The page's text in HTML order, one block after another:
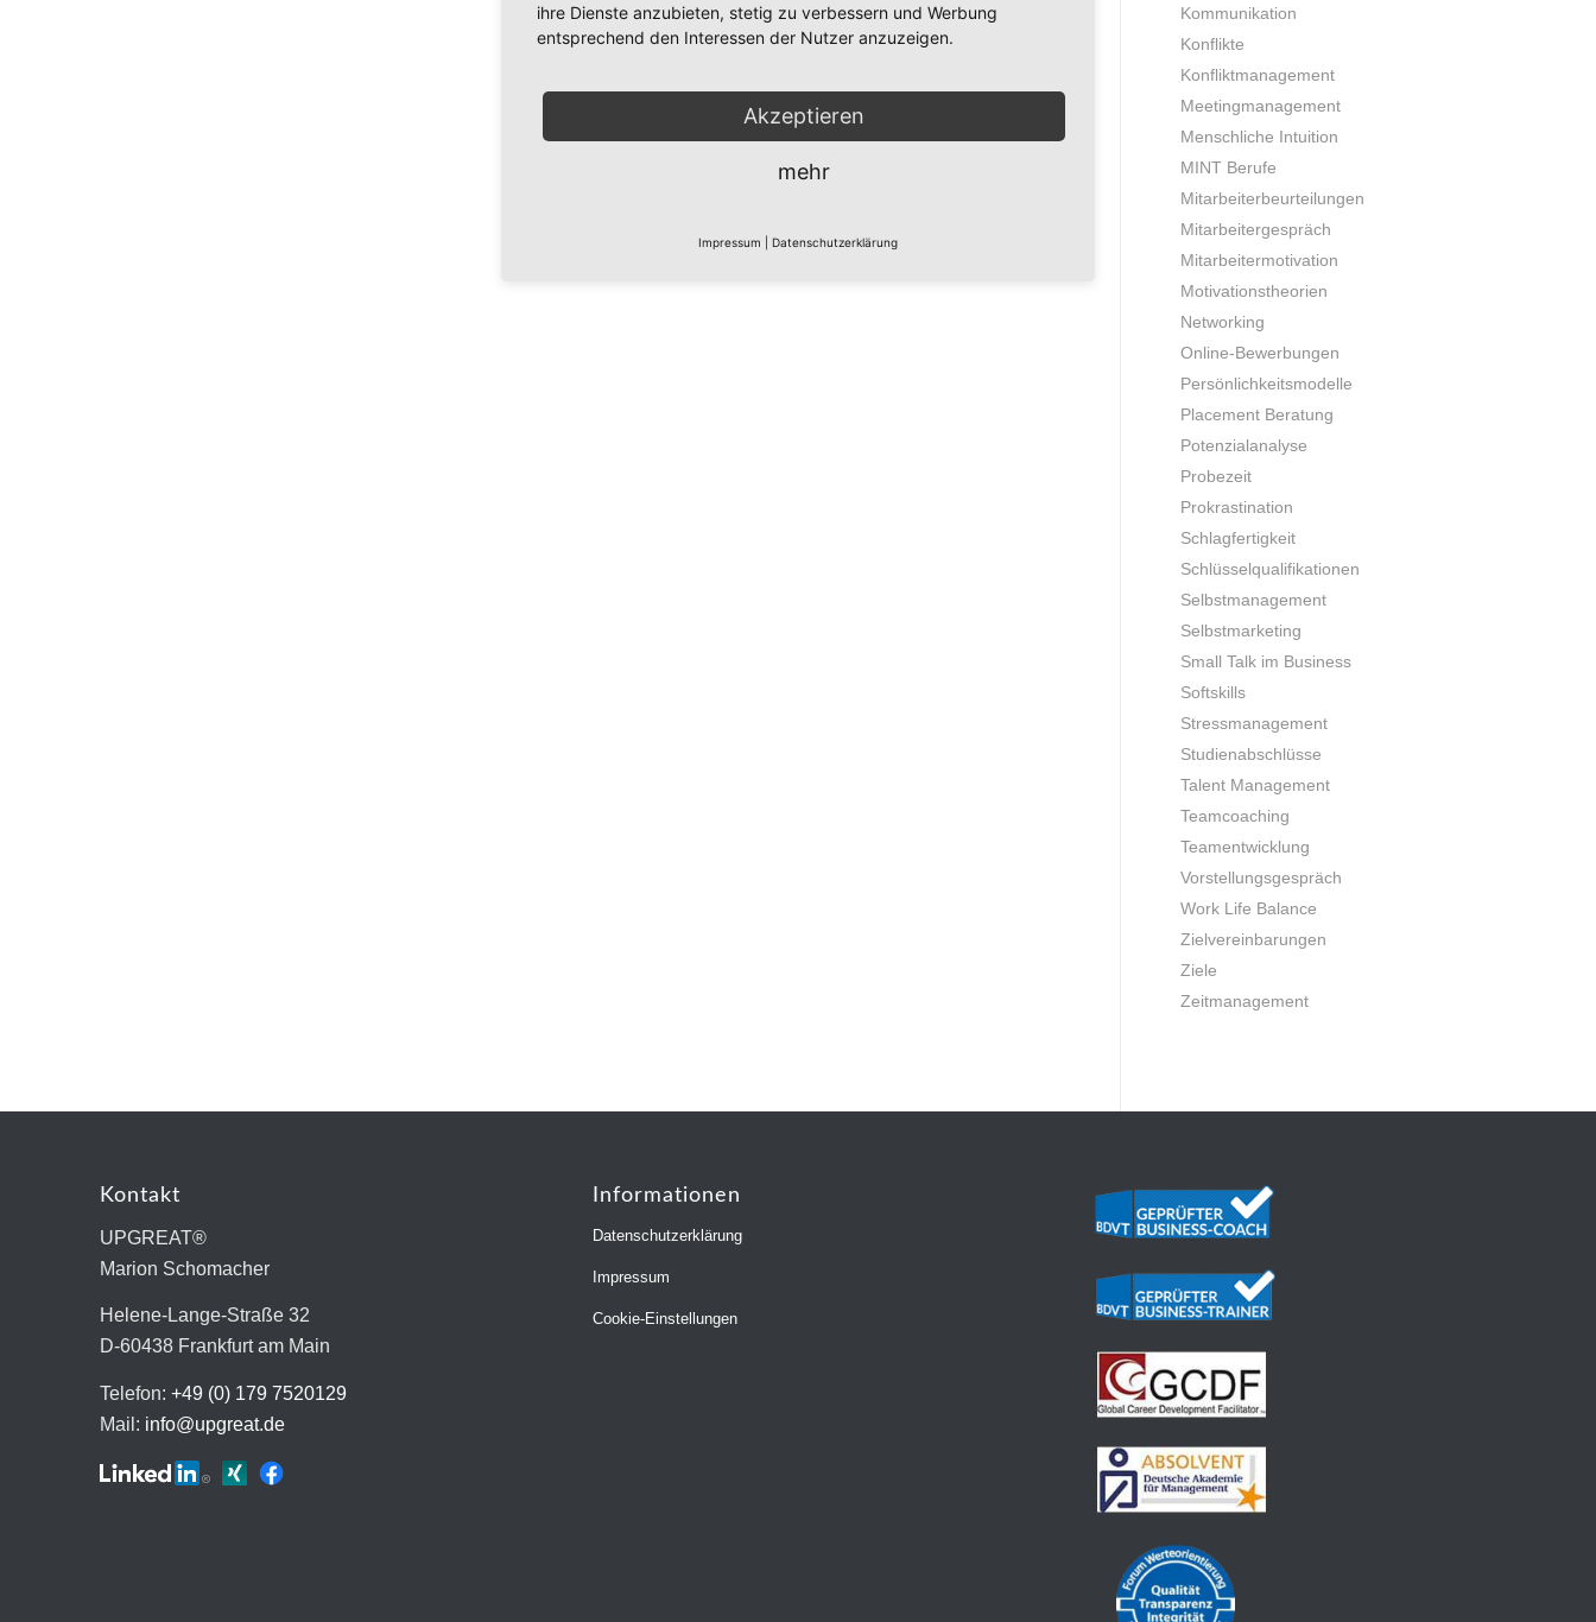
Kommunikation
Konflikte
Konfliktmanagement
Meetingmanagement
Menschliche Intuition
MINT Berufe
Mitarbeiterbeurteilungen
Mitarbeitergespräch
Mitarbeitermotivation
Motivationstheorien
Networking
Online-Bewerbungen
Persönlichkeitsmodelle
Placement Beratung
Potenzialanalyse
Probezeit
Prokrastination
Schlagfertigkeit
Schlüsselqualifikationen
Selbstmanagement
Selbstmarketing
Small Talk im Business
Softskills
Stressmanagement
Studienabschlüsse
Talent Management
Teamcoaching
Teamentwicklung
Vorstellungsgespräch
Work Life Balance
Zielvereinbarungen
Ziele
Zeitmanagement
Kontakt
UPGREAT®
Marion Schomacher
Helene-Lange-Straße 32
D-60438 Frankfurt am Main
Telefon: +49 (0) 179 7520129
Mail: info@upgreat.de
Informationen
Datenschutzerklärung
Impressum
Cookie-Einstellungen
ihre Dienste anzubieten, stetig zu verbessern und Werbung
entsprechend den Interessen der Nutzer anzuzeigen.
Akzeptieren
mehr
Impressum Datenschutzerklärung